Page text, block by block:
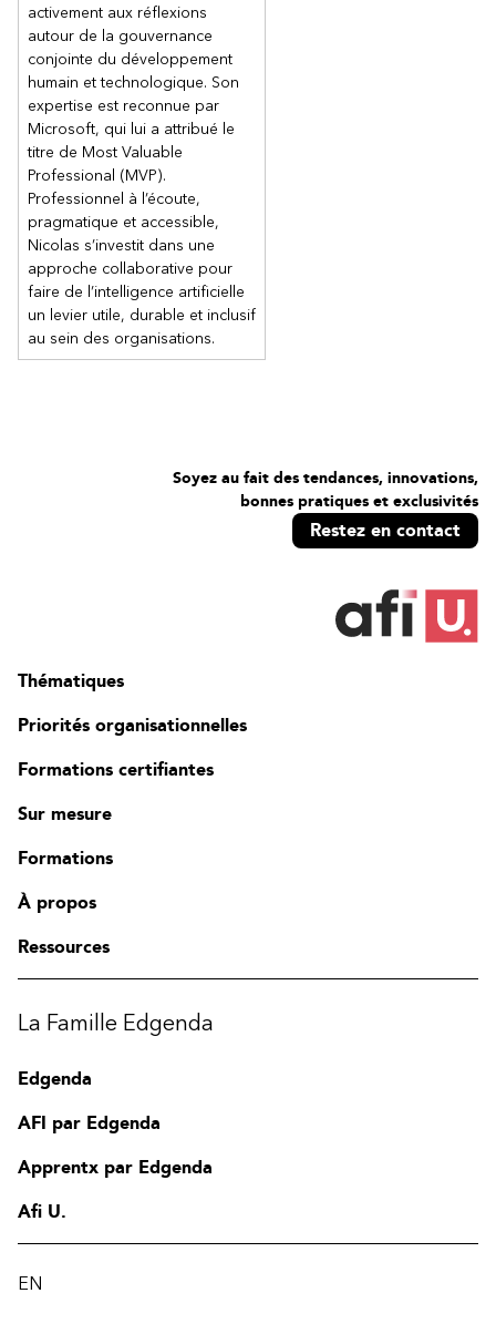
activement aux réflexions
autour de la gouvernance
conjointe du développement
humain et technologique. Son
expertise est reconnue par
Microsoft, qui lui a attribué le
titre de Most Valuable
Professional (MVP).
Professionnel à l’écoute,
pragmatique et accessible,
Nicolas s’investit dans une
approche collaborative pour
faire de l’intelligence artificielle
un levier utile, durable et inclusif
au sein des organisations.
Soyez au fait des tendances, innovations,
bonnes pratiques et exclusivités
Restez en contact
Thématiques
Priorités organisationnelles
Formations certifiantes
Sur mesure
Formations
À propos
Ressources
La Famille Edgenda
Edgenda
AFI par Edgenda
Apprentx par Edgenda
Afi U.
EN